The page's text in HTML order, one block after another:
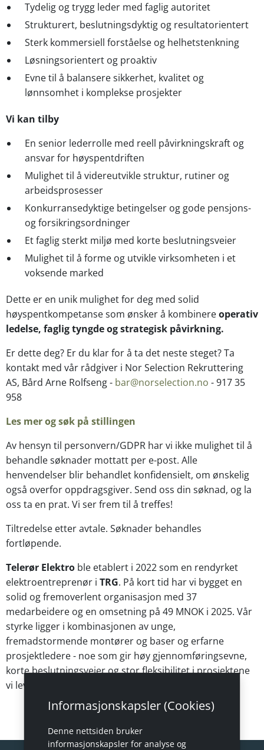
Tydelig og trygg leder med faglig autoritet
Strukturert, beslutningsdyktig og resultatorientert
Sterk kommersiell forståelse og helhetstenkning
Løsningsorientert og proaktiv
Evne til å balansere sikkerhet, kvalitet og
lønnsomhet i komplekse prosjekter
Vi kan tilby
En senior lederrolle med reell påvirkningskraft og
ansvar for høyspentdriften
Mulighet til å videreutvikle struktur, rutiner og
arbeidsprosesser
Konkurransedyktige betingelser og gode pensjons-
og forsikringsordninger
Et faglig sterkt miljø med korte beslutningsveier
Mulighet til å forme og utvikle virksomheten i et
voksende marked
Dette er en unik mulighet for deg med solid
høyspentkompetanse som ønsker å kombinereoperativ
ledelse, faglig tyngde og strategisk påvirkning.
Er dette deg? Er du klar for å ta det neste steget? Ta
kontakt med vår rådgiver i Nor Selection Rekruttering
AS, Bård Arne Rolfseng - bar@norselection.no - 917 35
958
Les mer og søk på stillingen
Av hensyn til personvern/GDPR har vi ikke mulighet til å
behandle søknader mottatt per e-post. Alle
henvendelser blir behandlet konfidensielt, om ønskelig
også overfor oppdragsgiver. Send oss din søknad, og la
oss ta en prat. Vi ser frem til å treffes!
Tiltredelse etter avtale. Søknader behandles
fortløpende.
Telerør Elektro ble etablert i 2022 som en rendyrket
elektroentreprenør i TRG. På kort tid har vi bygget en
solid og fremoverlent organisasjon med 37
medarbeidere og en omsetning på 49 MNOK i 2025. Vår
styrke ligger i kombinasjonen av unge,
fremadstormende montører og baser og erfarne
prosjektledere - noe som gir høy gjennomføringsevne,
korte beslutningsveier og stor fleksibilitet i prosjektene
vi leverer.
Informasjonskapsler (Cookies)
Denne nettsiden bruker
informasjonskapsler for analyse og